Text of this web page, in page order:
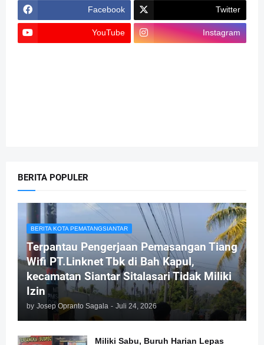
Facebook Twitter
YouTube Instagram
BERITA POPULER
BERITA KOTA PEMATANGSIANTAR
Terpantau Pengerjaan Pemasangan Tiang
Wifi PT.Linknet Tbk di Bah Kapul,
kecamatan Siantar Sitalasari Tidak Miliki
Izin
by Josep Opranto Sagala - Juli 24, 2026
Miliki Sabu, Buruh Harian Lepas